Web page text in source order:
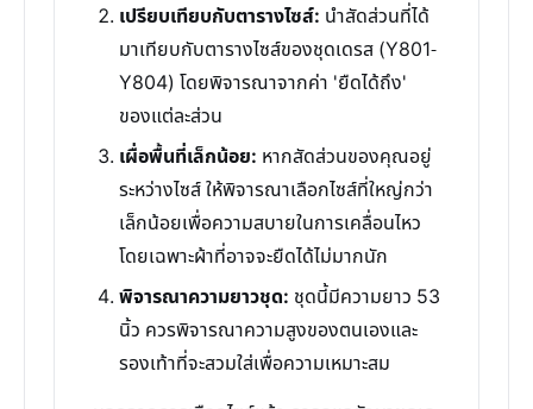
เปรียบเทียบกับตารางไซส์: นำสัดส่วนที่ได้
มาเทียบกับตารางไซส์ของชุดเดรส (Y801-
Y804) โดยพิจารณาจากค่า 'ยืดได้ถึง'
ของแต่ละส่วน
เผื่อพื้นที่เล็กน้อย: หากสัดส่วนของคุณอยู่
ระหว่างไซส์ ให้พิจารณาเลือกไซส์ที่ใหญ่กว่า
เล็กน้อยเพื่อความสบายในการเคลื่อนไหว
โดยเฉพาะผ้าที่อาจจะยืดได้ไม่มากนัก
พิจารณาความยาวชุด: ชุดนี้มีความยาว 53
นิ้ว ควรพิจารณาความสูงของตนเองและ
รองเท้าที่จะสวมใส่เพื่อความเหมาะสม